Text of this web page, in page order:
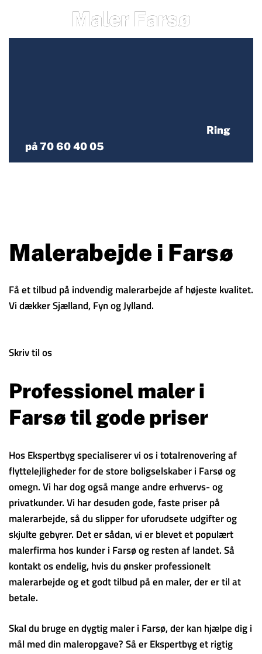
Maler Farsø
Ring
på 70 60 40 05
Malerabejde i Farsø
Få et tilbud på indvendig malerarbejde af højeste kvalitet.
Vi dækker Sjælland, Fyn og Jylland.
Skriv til os
Professionel maler i
Farsø til gode priser
Hos Ekspertbyg specialiserer vi os i totalrenovering af
flyttelejligheder for de store boligselskaber i Farsø og
omegn. Vi har dog også mange andre erhvervs- og
privatkunder. Vi har desuden gode, faste priser på
malerarbejde, så du slipper for uforudsete udgifter og
skjulte gebyrer. Det er sådan, vi er blevet et populært
malerfirma hos kunder i Farsø og resten af landet. Så
kontakt os endelig, hvis du ønsker professionelt
malerarbejde og et godt tilbud på en maler, der er til at
betale.
Skal du bruge en dygtig maler i Farsø, der kan hjælpe dig i
mål med din maleropgave? Så er Ekspertbyg et rigtig